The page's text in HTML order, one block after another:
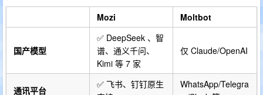
Mozi Moltbot
国产模型
✅ DeepSeek 、智
谱、通义千问、
Kimi 等 7 家
仅 Claude/OpenAI
通讯平台
✅ 飞书、钉钉原生
WhatsApp/Telegra